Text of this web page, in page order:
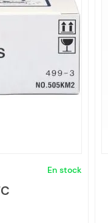
En stock